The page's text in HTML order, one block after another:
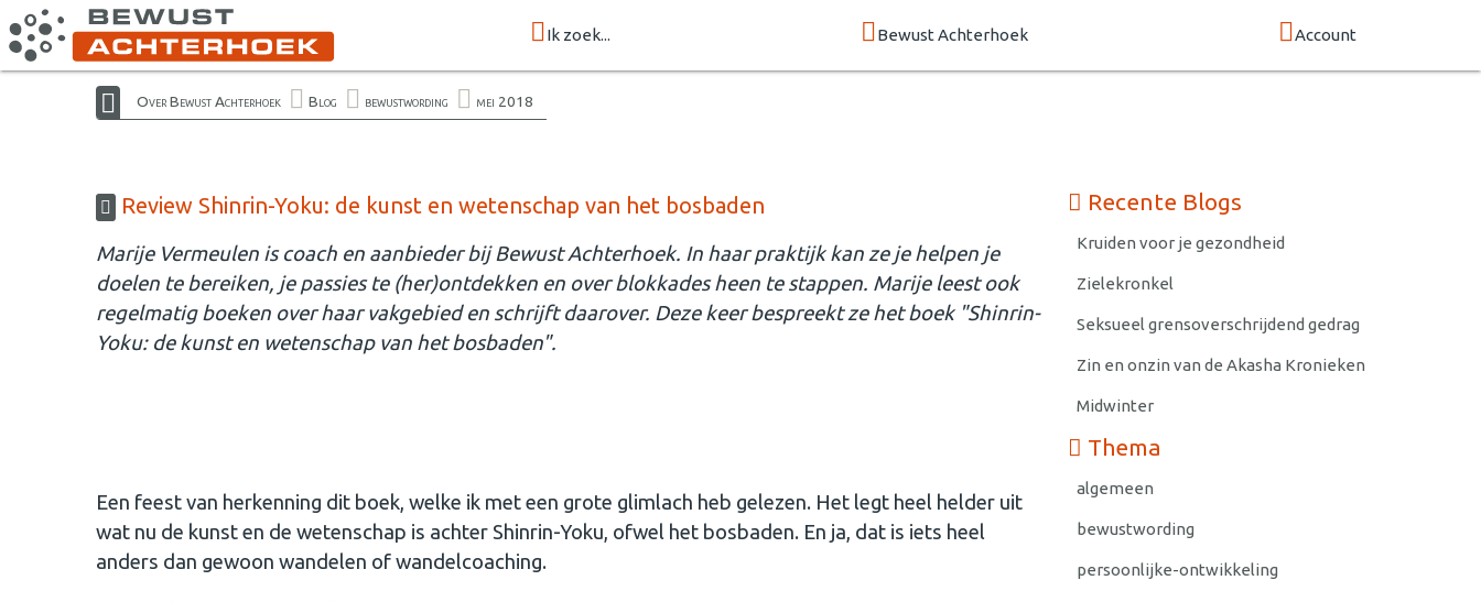
Ik zoek... Bewust Achterhoek Account
Over Bewust Achterhoek Blog bewustwording mei 2018
Review Shinrin-Yoku: de kunst en wetenschap van het bosbaden
Marije Vermeulen is coach en aanbieder bij Bewust Achterhoek. In haar praktijk kan ze je helpen je
doelen te bereiken, je passies te (her)ontdekken en over blokkades heen te stappen. Marije leest ook
regelmatig boeken over haar vakgebied en schrijft daarover. Deze keer bespreekt ze het boek "Shinrin-
Yoku: de kunst en wetenschap van het bosbaden".
Een feest van herkenning dit boek, welke ik met een grote glimlach heb gelezen. Het legt heel helder uit
wat nu de kunst en de wetenschap is achter Shinrin-Yoku, ofwel het bosbaden. En ja, dat is iets heel
anders dan gewoon wandelen of wandelcoaching.
Recente Blogs
Kruiden voor je gezondheid
Zielekronkel
Seksueel grensoverschrijdend gedrag
Zin en onzin van de Akasha Kronieken
Midwinter
Thema
algemeen
bewustwording
persoonlijke-ontwikkeling